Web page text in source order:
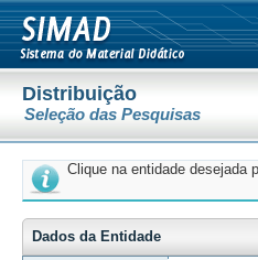
Distribuição
Seleção das Pesquisas
Clique na entidade desejada
Dados da Entidade